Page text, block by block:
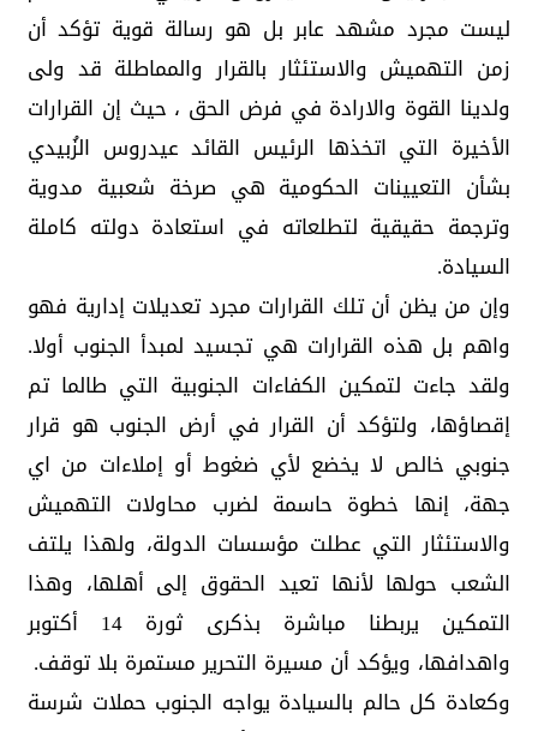
ليست مجرد مشهد عابر بل هو رسالة قوية تؤكد أن
زمن التهميش والاستئثار بالقرار والمماطلة قد ولى
ولدينا القوة والارادة في فرض الحق ، حيث إن القرارات
الأخيرة التي اتخذها الرئيس القائد عيدروس الزُبيدي
بشأن التعيينات الحكومية هي صرخة شعبية مدوية
وترجمة حقيقية لتطلعاته في استعادة دولته كاملة
السيادة.
وإن من يظن أن تلك القرارات مجرد تعديلات إدارية فهو
واهم بل هذه القرارات هي تجسيد لمبدأ الجنوب أولا.
ولقد جاءت لتمكين الكفاءات الجنوبية التي طالما تم
إقصاؤها، ولتؤكد أن القرار في أرض الجنوب هو قرار
جنوبي خالص لا يخضع لأي ضغوط أو إملاءات من اي
جهة، إنها خطوة حاسمة لضرب محاولات التهميش
والاستئثار التي عطلت مؤسسات الدولة، ولهذا يلتف
الشعب حولها لأنها تعيد الحقوق إلى أهلها، وهذا
التمكين يربطنا مباشرة بذكرى ثورة 14 أكتوبر
واهدافها، ويؤكد أن مسيرة التحرير مستمرة بلا توقف.
وكعادة كل حالم بالسيادة يواجه الجنوب حملات شرسة